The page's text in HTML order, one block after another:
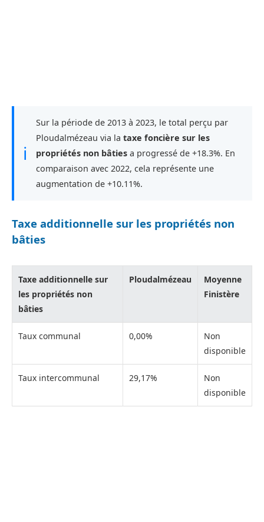
ℹ
Sur la période de 2013 à 2023, le total perçu par
Ploudalmézeau via la taxe foncière sur les
propriétés non bâties a progressé de +18.3%. En
comparaison avec 2022, cela représente une
augmentation de +10.11%.
Taxe additionnelle sur les propriétés non
bâties
Taxe additionnelle sur
les propriétés non
bâties
Ploudalmézeau
Moyenne
Finistère
Taux communal 0,00%
Non
disponible
Taux intercommunal 29,17%
Non
disponible